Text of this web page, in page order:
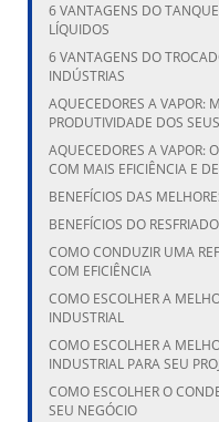
6 VANTAGENS DO
LÍQUIDOS
6 VANTAGENS DO
INDÚSTRIAS
AQUECEDORES A VAPOR:
PRODUTIVIDADE DOS
AQUECEDORES A VAPOR:
COM MAIS EFICIÊNCIA E
BENEFÍCIOS DAS
BENEFÍCIOS DO
COMO CONDUZIR UMA
COM EFICIÊNCIA
COMO ESCOLHER A
INDUSTRIAL
COMO ESCOLHER A
INDUSTRIAL PARA SEU
COMO ESCOLHER O
SEU NEGÓCIO